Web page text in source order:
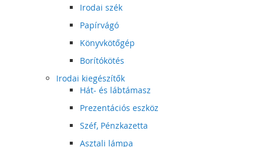
Irodai szék
Papírvágó
Könyvkötőgép
Borítókötés
Irodai kiegészítők
Hát- és lábtámasz
Prezentációs eszköz
Széf, Pénzkazetta
Asztali lámpa